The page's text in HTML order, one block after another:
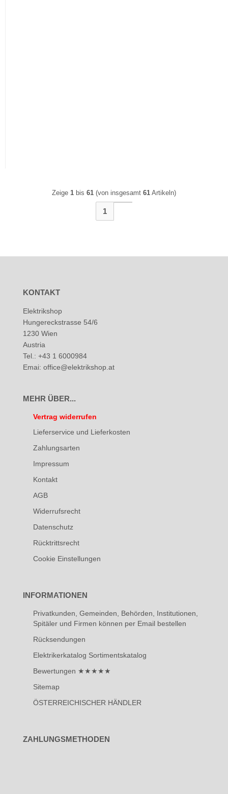
Zeige 1 bis 61 (von insgesamt 61 Artikeln)
1
KONTAKT
Elektrikshop
Hungereckstrasse 54/6
1230 Wien
Austria
Tel.: +43 1 6000984
Emai: office@elektrikshop.at
MEHR ÜBER...
Vertrag widerrufen
Lieferservice und Lieferkosten
Zahlungsarten
Impressum
Kontakt
AGB
Widerrufsrecht
Datenschutz
Rücktrittsrecht
Cookie Einstellungen
INFORMATIONEN
Privatkunden, Gemeinden, Behörden, Institutionen,
Spitäler und Firmen können per Email bestellen
Rücksendungen
Elektrikerkatalog Sortimentskatalog
Bewertungen ★★★★★
Sitemap
ÖSTERREICHISCHER HÄNDLER
ZAHLUNGSMETHODEN